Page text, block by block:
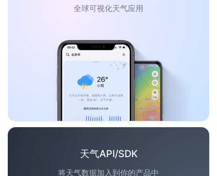
全球可视化天气应用
天气API/SDK
将天气数据加入到你的产品中